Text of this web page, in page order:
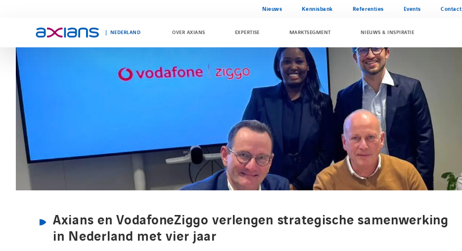
Nieuws Kennisbank Referenties Events Contact
NEDERLAND OVER AXIANS EXPERTISE MARKTSEGMENT NIEUWS & INSPIRATIE
Axians en VodafoneZiggo verlengen strategische samenwerking
in Nederland met vier jaar